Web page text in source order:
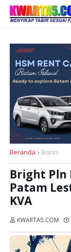
Beranda Bisnis
Bright Pln
Patam
KVA
KWARTA5.COM